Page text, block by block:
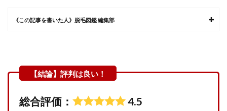
《この記事を書いた人》脱毛図鑑 編集部
総合評価：
4.5